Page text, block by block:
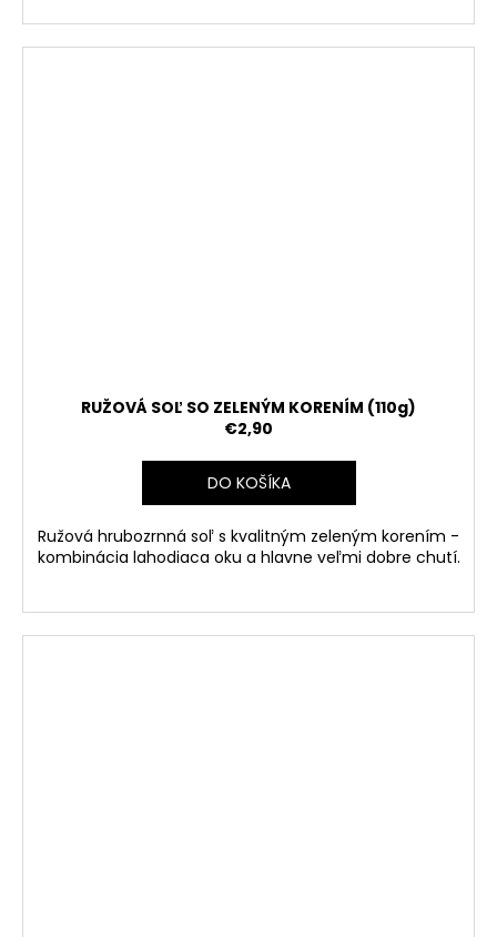
RUŽOVÁ SOĽ SO ZELENÝM KORENÍM (110g)
€2,90
DO KOŠÍKA
Ružová hrubozrnná soľ s kvalitným zeleným korením -
kombinácia lahodiaca oku a hlavne veľmi dobre chutí.